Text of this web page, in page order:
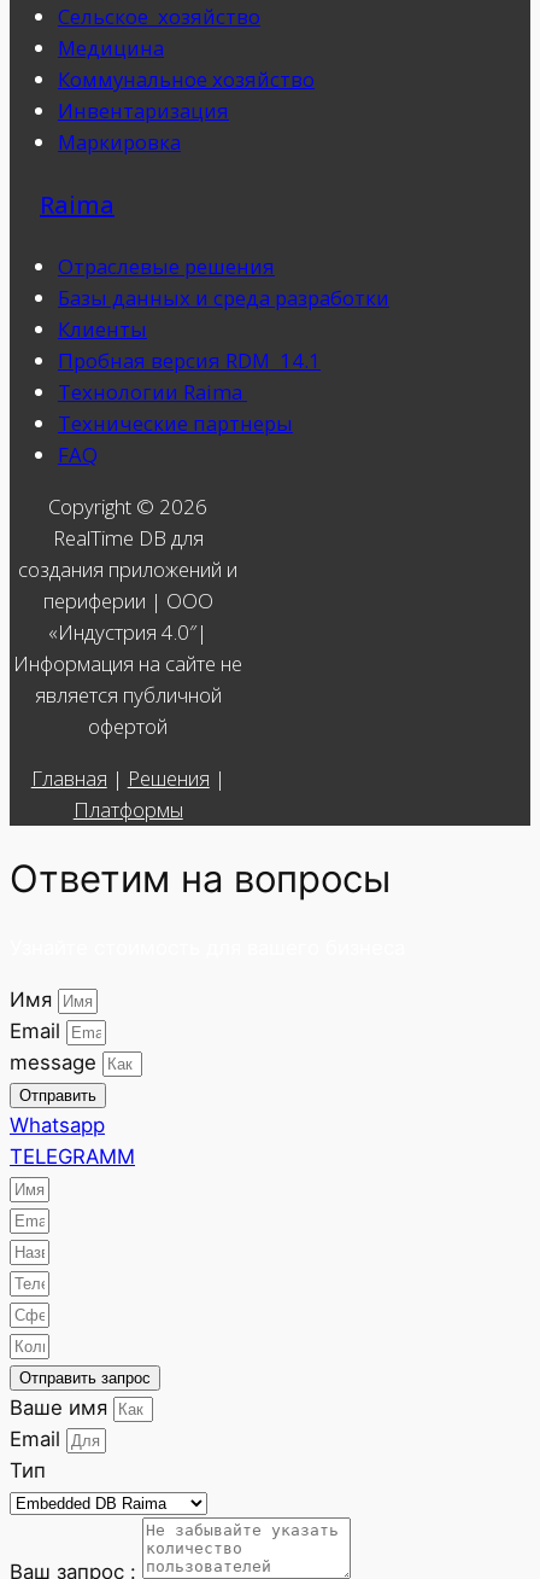
Cельское хозяйство
Медицина
Коммунальное хозяйство
Инвентаризация
Маркировка
Raima
Отраслевые решения
Базы данных и среда разработки
Клиенты
Пробная версия RDM 14.1
Технологии Raima
Технические партнеры
FAQ
Copyright © 2026
RealTime DB для
создания приложений и
периферии | ООО
«Индустрия 4.0″|
Информация на сайте не
является публичной
офертой
Главная | Решения |
Платформы
Ответим на вопросы
Имя
Email
message
Отправить
Whatsapp
TELEGRAMM
Отправить запрос
Ваше имя
Email
Тип
Ваш запрос :